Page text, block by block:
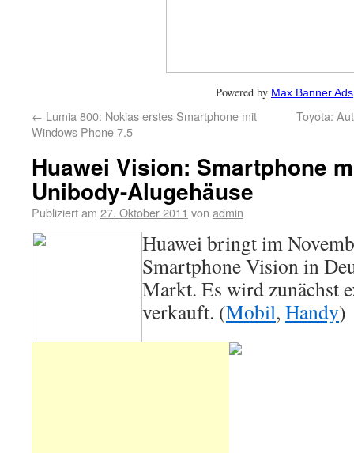
Powered by Max Banner Ads
← Lumia 800: Nokias erstes Smartphone mit
Windows Phone 7.5
Toyota:
Huawei Vision: Smartphone
Unibody-Alugehäuse
Publiziert am 27. Oktober 2011 von admin
Huawei bringt im
Smartphone Vision in
Markt. Es wird zunächst
verkauft. (Mobil, Handy)